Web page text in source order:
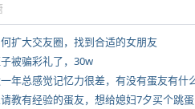
扩大交友圈，找到合适的女朋友
被骗彩礼了，30w
年总感觉记忆力很差，有没有蛋友有什